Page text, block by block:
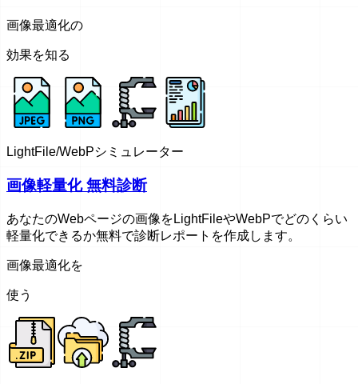
画像最適化の
効果を知る
LightFile/WebPシミュレーター
画像軽量化 無料診断
あなたのWebページの画像をLightFileやWebPでどのくらい
軽量化できるか無料で診断レポートを作成します。
画像最適化を
使う